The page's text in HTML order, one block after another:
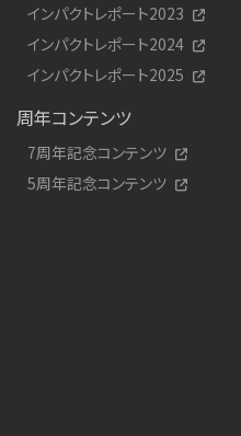
インパクトレポート2023
インパクトレポート2024
インパクトレポート2025
周年コンテンツ
7周年記念コンテンツ
5周年記念コンテンツ